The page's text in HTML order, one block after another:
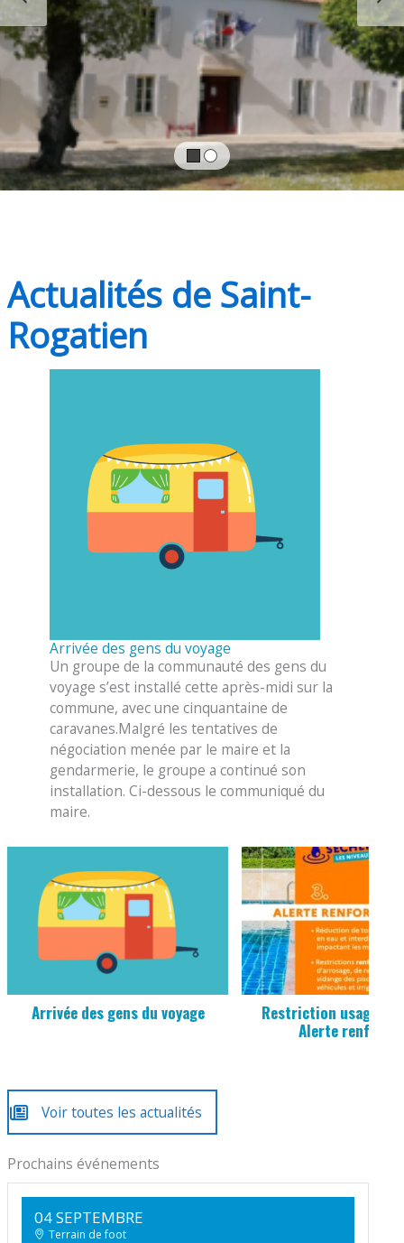
Actualités de Saint-
Rogatien
Arrivée des gens du voyage
Un groupe de la communauté des gens du
voyage s’est installé cette après-midi sur la
commune, avec une cinquantaine de
caravanes.Malgré les tentatives de
négociation menée par le maire et la
gendarmerie, le groupe a continué son
installation. Ci-dessous le communiqué du
maire.
Arrivée des gens du voyage
Restriction usage de
Alerte
Voir toutes les actualités
Prochains événements
04 SEPTEMBRE
Terrain de foot